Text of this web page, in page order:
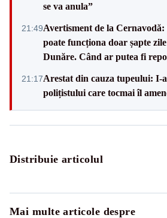
se va anula”
21:49Avertisment de la
poate funcționa doar șapte
Dunăre. Când ar putea fi
21:17Arestat din cauza tupeului: I-
polițistului care tocmai îl
Distribuie articolul
Mai multe articole despre